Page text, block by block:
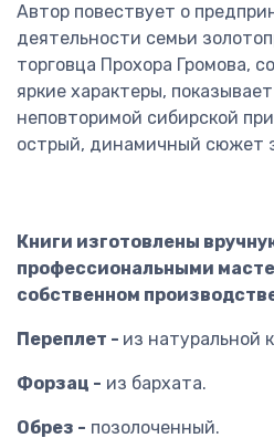
Автор повествует о
деятельности семьи
торговца Прохора Громова,
яркие характеры,
неповторимой сибирской
острый, динамичный сюжет
Книги изготовлены
профессиональными
собственном
Переплет - из натуральной
Форзац - из бархата.
Обрез - позолоченный.